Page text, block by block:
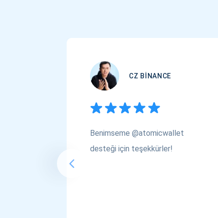
CZ BINANCE
Benimseme @atomicwallet
desteği için teşekkürler!